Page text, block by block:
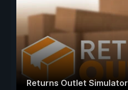
Returns Outlet Simulator